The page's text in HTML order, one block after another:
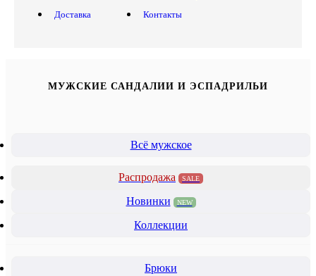
Доставка
Контакты
МУЖСКИЕ САНДАЛИИ И ЭСПАДРИЛЬИ
Всё мужское
Распродажа SALE
Новинки NEW
Коллекции
Брюки